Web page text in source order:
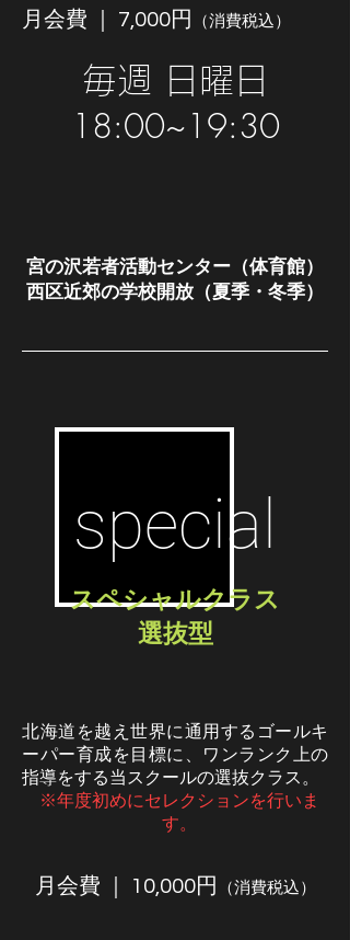
月会費 ｜ 7,000円 （消費税込）
​毎週 日曜日
18:00~19:30
宮の沢若者​活動センター（体育館）
​西区近郊の学校開放（夏季・冬季）
special
スペシャルクラス
​選抜型
北海道を越え世界に通用するゴールキ
ーパー育成を目標に、ワンランク上の
指導をする当スクールの選抜クラス。
※年度初めにセレクションを行いま
す。
月会費 ｜ 10,000円 （消費税込）